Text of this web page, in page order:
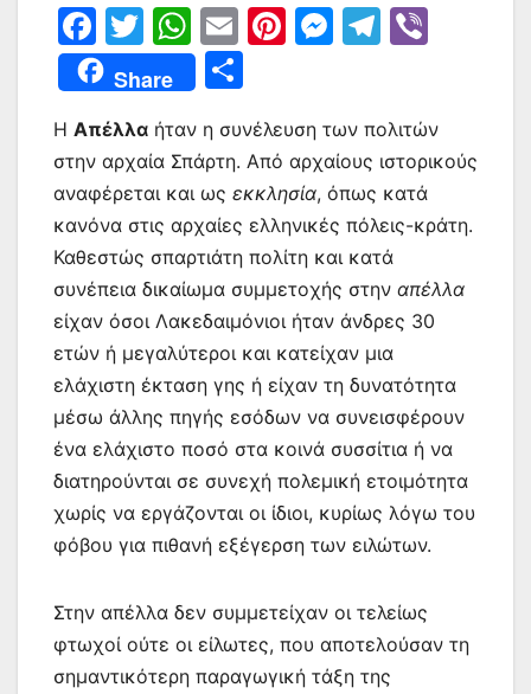
F
a
c
e
b
o
o
k
T
w
itt
er
W
h
at
s
A
p
p
E
m
ai
l
Pi
e
st
M
s
e
n
g
er
T
gr
a
m
Share
ρ
α
σ
τε
ίτ
ε
Η Απέλλα ήταν η συνέλευση των πολιτών
στην αρχαία Σπάρτη. Από αρχαίους ιστορικούς
αναφέρεται και ως εκκλησία, όπως κατά
κανόνα στις αρχαίες ελληνικές πόλεις-κράτη.
Καθεστώς σπαρτιάτη πολίτη και κατά
συνέπεια δικαίωμα συμμετοχής στην απέλλα
είχαν όσοι Λακεδαιμόνιοι ήταν άνδρες 30
ετών ή μεγαλύτεροι και κατείχαν μια
ελάχιστη έκταση γης ή είχαν τη δυνατότητα
μέσω άλλης πηγής εσόδων να συνεισφέρουν
ένα ελάχιστο ποσό στα κοινά συσσίτια ή να
διατηρούνται σε συνεχή πολεμική ετοιμότητα
χωρίς να εργάζονται οι ίδιοι, κυρίως λόγω του
φόβου για πιθανή εξέγερση των ειλώτων.
Στην απέλλα δεν συμμετείχαν οι τελείως
φτωχοί ούτε οι είλωτες, που αποτελούσαν τη
σημαντικότερη παραγωγική τάξη της